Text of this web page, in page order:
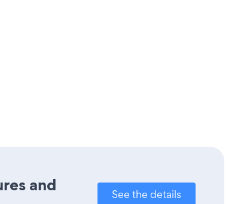
and
See the details